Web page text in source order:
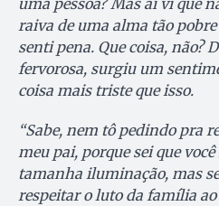
uma pessoa? Mas aí vi que
raiva de uma alma tão
senti pena. Que coisa, não?
fervorosa, surgiu um
coisa mais triste que isso.
“Sabe, nem tô pedindo pra
meu pai, porque sei que
tamanha iluminação, mas
respeitar o luto da família ao